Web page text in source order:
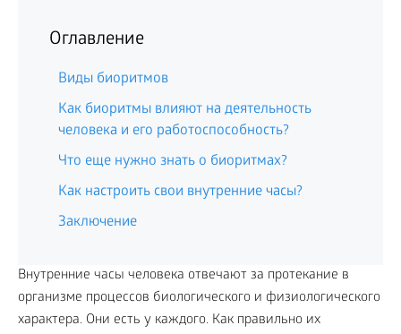
Оглавление
Виды биоритмов
Как биоритмы влияют на деятельность
человека и его работоспособность?
Что еще нужно знать о биоритмах?
Как настроить свои внутренние часы?
Заключение
Внутренние часы человека отвечают за протекание в
организме процессов биологического и физиологического
характера. Они есть у каждого. Как правильно их